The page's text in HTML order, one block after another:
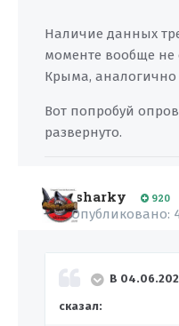
Наличие данных
моменте вообще не
Крыма, аналогично
Вот попробуй
развернуто.
sharky 920
Опубликовано:
В
сказал: